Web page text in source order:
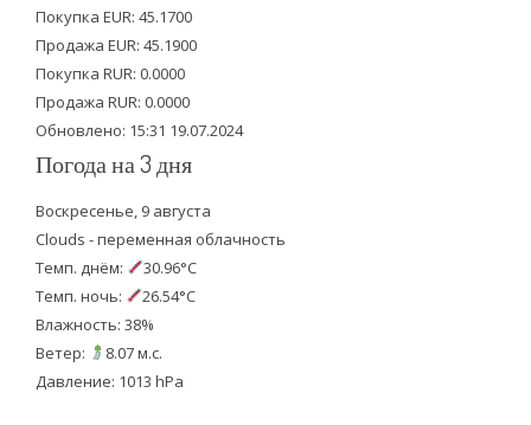
e
r
o
o
k
b
e
Покупка EUR: 45.1700
Продажа EUR: 45.1900
Покупка RUR: 0.0000
Продажа RUR: 0.0000
Обновлено: 15:31 19.07.2024
Погода на 3 дня
Воскресенье, 9 августа
Clouds - переменная облачность
Темп. днём:
30.96°C
Темп. ночь:
26.54°C
Влажность: 38%
Ветер:
8.07 м.с.
Давление: 1013 hPa